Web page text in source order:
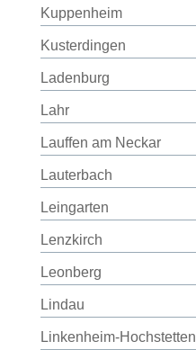
Kuppenheim
Kusterdingen
Ladenburg
Lahr
Lauffen am Neckar
Lauterbach
Leingarten
Lenzkirch
Leonberg
Lindau
Linkenheim-Hochstetten